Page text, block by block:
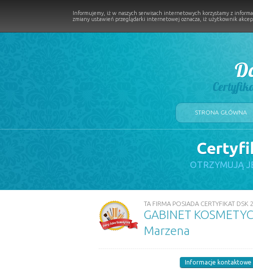
STRONA GŁÓWNA
OTRZYMUJĄ
TA FIRMA POSIADA CERTYFIKAT DSK
GABINET
Marzena
Informacje kontaktowe
Informujemy, iż w naszych serwisach internetowych korzystamy z
zmiany ustawień przeglądarki internetowej oznacza, iż użytkownik